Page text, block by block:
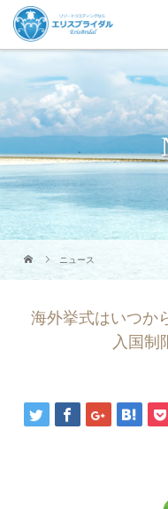
ニュース
海外挙式はいつか
入国制